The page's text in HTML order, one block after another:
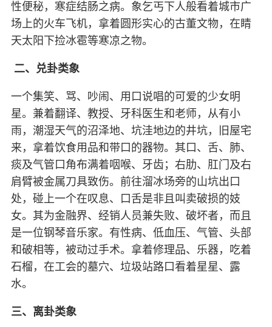
性便秘，寒症结肠之病。象乞丐下人般看着城市广
场上的火车飞机，拿着圆形实心的古董文物，在睛
天太阳下捡冰雹等寒凉之物。
二、兑卦类象
一个集笑、骂、吵闹、用口说唱的可爱的少女明
星。兼着翻译、教授、牙科医生和老师，从有小
雨，潮湿天气的沼泽地、坑洼地边的井坑，旧屋宅
来，拿着饮食用品和带口的器物。其口、舌、肺、
痰及气管口角布满着咽喉、牙齿；右肋、肛门及右
肩臂被金属刀具致伤。前往溜冰场旁的山坑出口
处，碰上一个在叹息、口舌是非且叫卖破损的妓
女。其为金融界、经销人员兼失败、破坏者，而且
是一位钢琴音乐家。有性病、低血压、气管、头部
和破相等，被动过手术。拿着修理品、乐器，吃着
石榴，在工会的墓穴、垃圾站路口看着星星、露
水。
三、离卦类象